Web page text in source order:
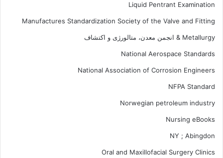
Liquid Pentrant Examination
Manufactures Standardization Society of the Valve and Fitting
Metallurgy & انجمن معدن، متالورژی و اکتشاف
National Aerospace Standards
National Association of Corrosion Engineers
NFPA Standard
Norwegian petroleum industry
Nursing eBooks
NY ; Abingdon
Oral and Maxillofacial Surgery Clinics